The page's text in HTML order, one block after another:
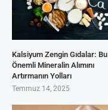
Kalsiyum Zengin Gıdalar: Bu
Önemli Mineralin Alımını
Artırmanın Yolları
Temmuz 14, 2025